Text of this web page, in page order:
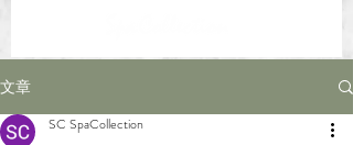
文章
SC SpaCollection